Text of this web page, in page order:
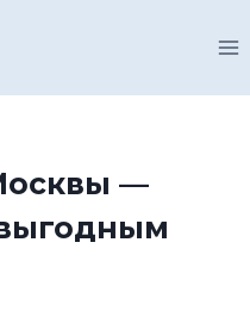
—